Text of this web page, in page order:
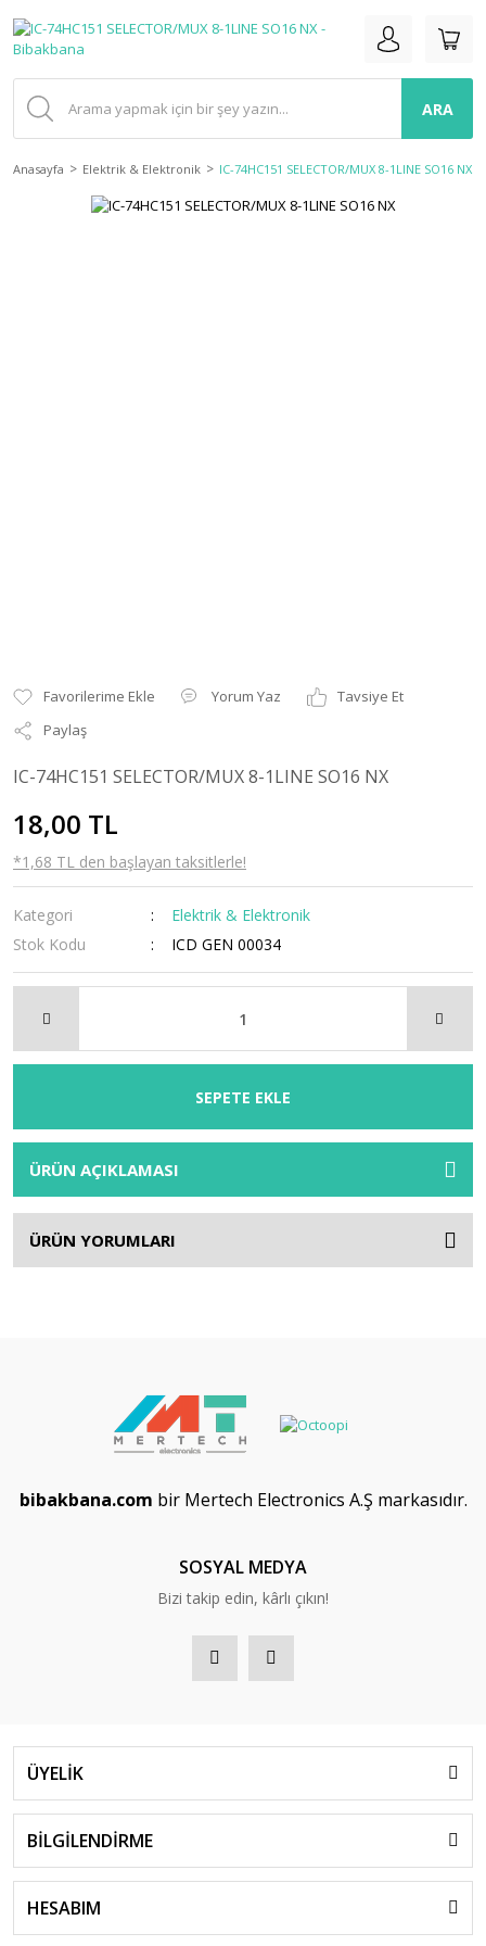
ARA
Anasayfa Elektrik & Elektronik IC-74HC151 SELECTOR/MUX 8-1LINE SO16 NX
Yorum Yaz
Tavsiye Et
Paylaş
IC-74HC151 SELECTOR/MUX 8-1LINE SO16 NX
18,00 TL
*1,68 TL den başlayan taksitlerle!
Kategori
Elektrik & Elektronik
Stok Kodu
ICD GEN 00034
SEPETE EKLE
ÜRÜN AÇIKLAMASI
ÜRÜN YORUMLARI
bibakbana.com bir Mertech Electronics A.Ş markasıdır.
SOSYAL MEDYA
Bizi takip edin, kârlı çıkın!
ÜYELİK
BİLGİLENDİRME
HESABIM